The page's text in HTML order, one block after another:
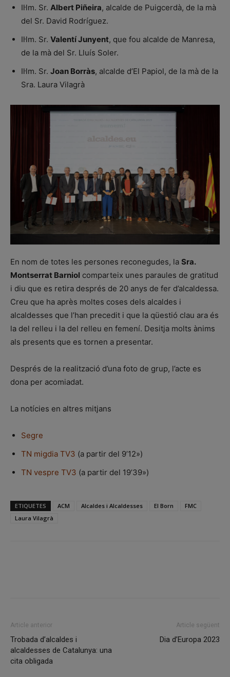
Il·lm. Sr. Albert Piñeira, alcalde de Puigcerdà, de la mà
del Sr. David Rodríguez.
Il·lm. Sr. Valentí Junyent, que fou alcalde de Manresa,
de la mà del Sr. Lluís Soler.
Il·lm. Sr. Joan Borràs, alcalde d’El Papiol, de la mà de la
Sra. Laura Vilagrà
En nom de totes les persones reconegudes, la Sra.
Montserrat Barniol comparteix unes paraules de gratitud
i diu que es retira després de 20 anys de fer d’alcaldessa.
Creu que ha après moltes coses dels alcaldes i
alcaldesses que l’han precedit i que la qüestió clau ara és
la del relleu i la del relleu en femení. Desitja molts ànims
als presents que es tornen a presentar.
Després de la realització d’una foto de grup, l’acte es
dona per acomiadat.
La notícies en altres mitjans
Segre
TN migdia TV3 (a partir del 9’12»)
TN vespre TV3 (a partir del 19’39»)
ETIQUETES ACM Alcaldes i Alcaldesses El Born
FMC
Laura Vilagrà
Article anterior
Trobada d’alcaldes i
alcaldesses de Catalunya: una
cita obligada
Article següent
Dia d’Europa 2023